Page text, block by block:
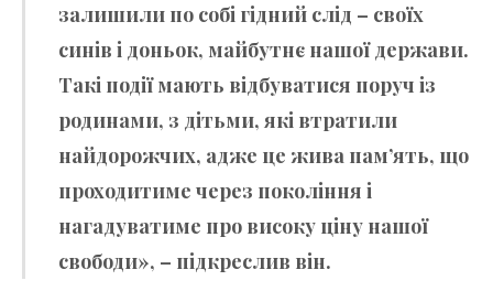
залишили по собі гідний слід – своїх
синів і доньок, майбутнє нашої держави.
Такі події мають відбуватися поруч із
родинами, з дітьми, які втратили
найдорожчих, адже це жива пам’ять, що
проходитиме через покоління і
нагадуватиме про високу ціну нашої
свободи», – підкреслив він.